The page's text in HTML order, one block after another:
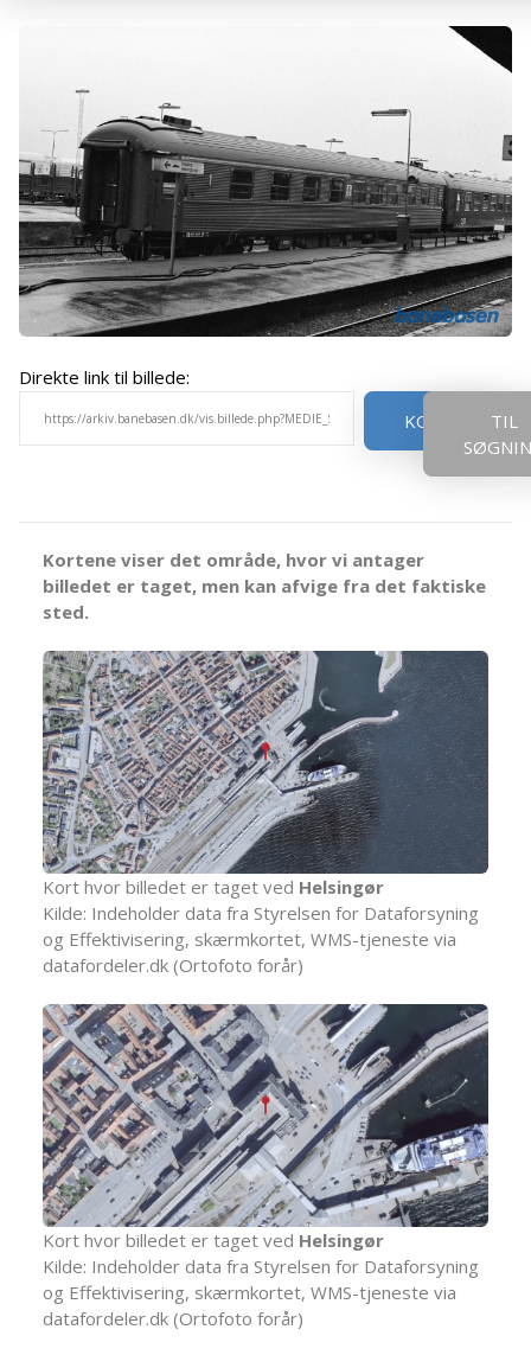
Direkte link til billede:
KOPIER
TIL
Kortene viser det område, hvor vi antager
billedet er taget, men kan afvige fra det faktiske
sted.
Kort hvor billedet er taget ved Helsingør
Kilde: Indeholder data fra Styrelsen for Dataforsyning
og Effektivisering, skærmkortet, WMS-tjeneste via
datafordeler.dk (Ortofoto forår)
Kort hvor billedet er taget ved Helsingør
Kilde: Indeholder data fra Styrelsen for Dataforsyning
og Effektivisering, skærmkortet, WMS-tjeneste via
datafordeler.dk (Ortofoto forår)